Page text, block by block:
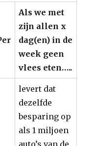
Als we met
zijn allen x
dag(en) in de
week geen
vlees eten…..
levert dat
dezelfde
besparing op
als 1 miljoen